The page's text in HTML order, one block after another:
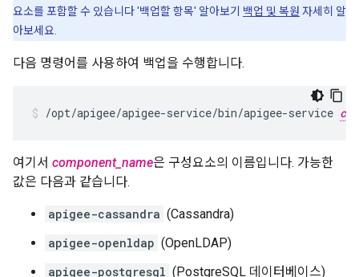
요소를 포함할 수 있습니다 '백업할 항목' 알아보기 백업 및 복원 자세히 알
아보세요.
다음 명령어를 사용하여 백업을 수행합니다.
/opt/apigee/apigee-service/bin/apigee-service
여기서 component_name은 구성요소의 이름입니다. 가능한
값은 다음과 같습니다.
apigee-cassandra (Cassandra)
apigee-openldap (OpenLDAP)
apigee-postgresql (PostgreSQL 데이터베이스)